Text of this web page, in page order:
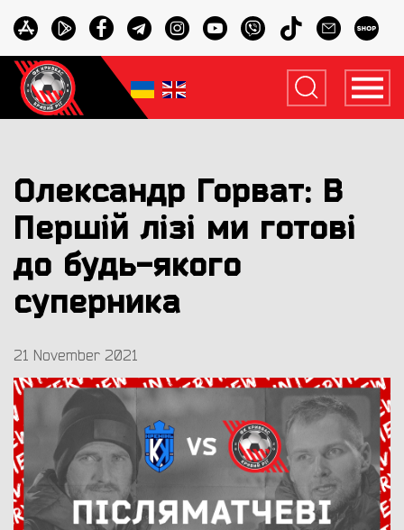
Олександр Горват: В
Першій лізі ми готові
до будь-якого
суперника
21 November 2021